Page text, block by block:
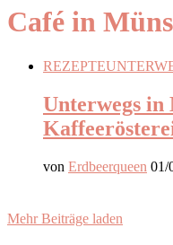
Café in
REZEPTE
Unterwegs in
von Erdbeerqueen 01/
Mehr Beiträge laden